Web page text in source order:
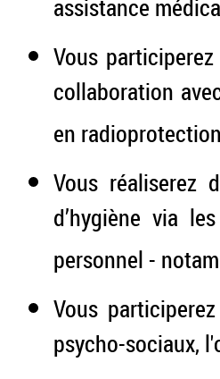
assistance
Vous
collaboration
en
Vous réaliserez
d’hygiène via
personnel -
Vous
psycho-sociaux,